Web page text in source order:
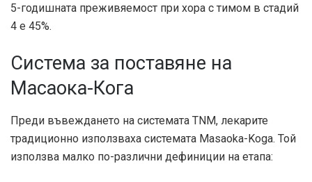
5-годишната преживяемост при хора с тимом в стадий
4 е 45%.
Система за поставяне на
Масаока-Кога
Преди въвеждането на системата TNM, лекарите
традиционно използваха системата Masaoka-Koga. Той
използва малко по-различни дефиниции на етапа: